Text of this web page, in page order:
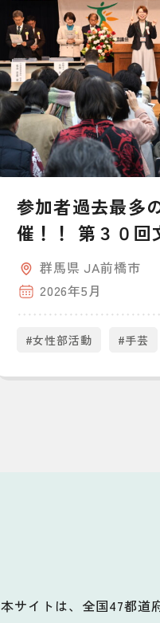
参加者過去最多
催！！ 第３０回
群馬県 JA前橋市
2026年5月
#女性部活動 #手芸
本サイトは、全国47都道